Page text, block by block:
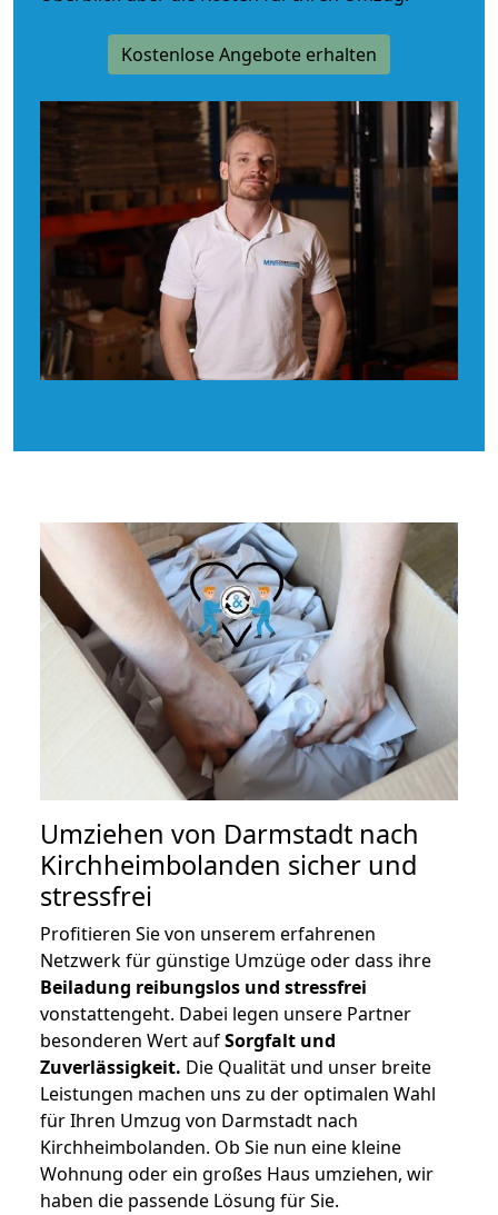
Kostenlose Angebote erhalten
Umziehen von Darmstadt nach
Kirchheimbolanden sicher und
stressfrei
Profitieren Sie von unserem erfahrenen
Netzwerk für günstige Umzüge oder dass ihre
Beiladung reibungslos und stressfrei
vonstattengeht. Dabei legen unsere Partner
besonderen Wert aufSorgfalt und
Zuverlässigkeit. Die Qualität und unser breite
Leistungen machen uns zu der optimalen Wahl
für Ihren Umzug von Darmstadt nach
Kirchheimbolanden. Ob Sie nun eine kleine
Wohnung oder ein großes Haus umziehen, wir
haben die passende Lösung für Sie.